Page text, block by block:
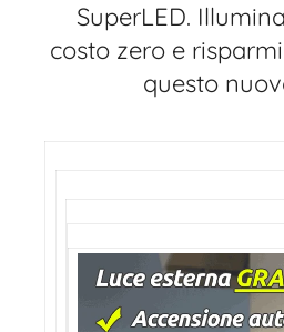
SuperLED.
costo zero e
questo